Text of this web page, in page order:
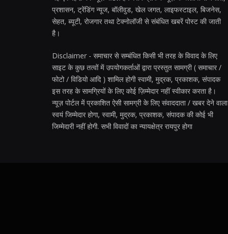
प्रशासन, ट्रेंडिंग न्यूज, बॉलीवुड, खेल जगत, लाइफस्टाइल, बिजनेस,
सेहत, ब्यूटी, रोजगार तथा टेक्नोलॉजी से संबंधित खबरें पोस्ट की जाती
है।
Disclaimer - समाचार से सम्बंधित किसी भी तरह के विवाद के लिए
साइट के कुछ तत्वों में उपयोगकर्ताओं द्वारा प्रस्तुत सामग्री ( समाचार /
फोटो / विडियो आदि ) शामिल होगी स्वामी, मुद्रक, प्रकाशक, संपादक
इस तरह के सामग्रियों के लिए कोई ज़िम्मेदार नहीं स्वीकार करता है।
न्यूज़ पोर्टल में प्रकाशित ऐसी सामग्री के लिए संवाददाता / खबर देने वाला
स्वयं जिम्मेदार होगा, स्वामी, मुद्रक, प्रकाशक, संपादक की कोई भी
जिम्मेदारी नहीं होगी. सभी विवादों का न्यायक्षेत्र रायपुर होगा